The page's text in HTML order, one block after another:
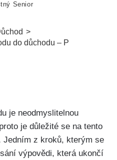
Senior
>
do důchodu – Praktické rady
je‍ neodmyslitelnou
je důležité ‍se na tento
Jedním z kroků, kterým se
výpovědi, která ⁢ukončí